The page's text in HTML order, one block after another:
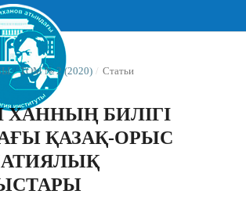
/ ТОМ № 2 (2020) / Статьи
ХАННЫҢ БИЛІГІ
ҚАЗАҚ-ОРЫС